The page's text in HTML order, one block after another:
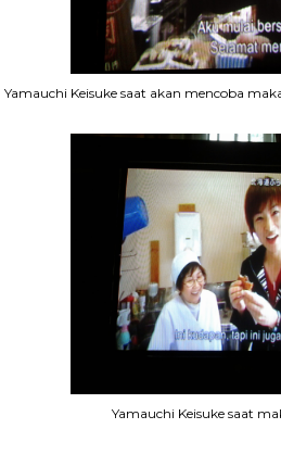
Yamauchi Keisuke saat akan mencoba
Yamauchi Keisuke saat